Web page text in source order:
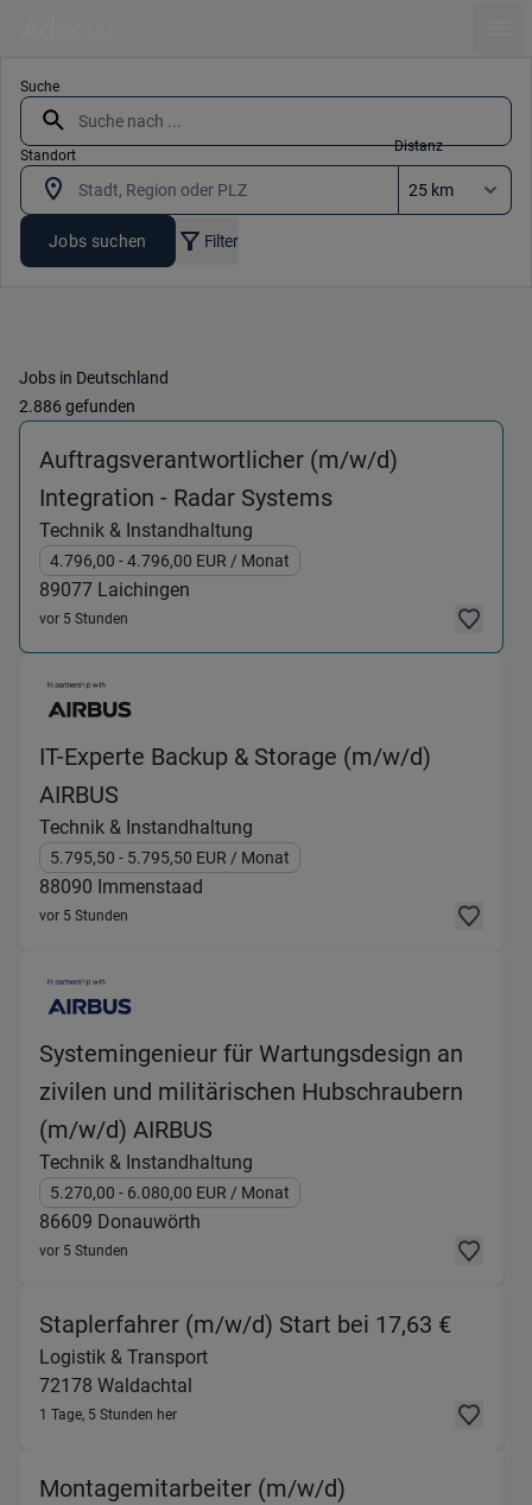
Suche
Standort
Distanz
Jobs suchen Filter
Jobs in Deutschland
2.886 gefunden
Auftragsverantwortlicher (m/w/d)
Integration - Radar Systems(Technik &
Technik & Instandhaltung
4.796,00 - 4.796,00 EUR / Monat
89077 Laichingen
vor 5 Stunden
IT-Experte Backup & Storage (m/w/d)
AIRBUS
Technik & Instandhaltung
5.795,50 - 5.795,50 EUR / Monat
88090 Immenstaad
vor 5 Stunden
Systemingenieur für Wartungsdesign an
zivilen und militärischen Hubschraubern
(m/w/d) AIRBUS
Technik & Instandhaltung
5.270,00 - 6.080,00 EUR / Monat
86609 Donauwörth
vor 5 Stunden
Staplerfahrer (m/w/d) Start bei 17,63 €
Logistik & Transport
72178 Waldachtal
1 Tage, 5 Stunden her
Montagemitarbeiter (m/w/d)